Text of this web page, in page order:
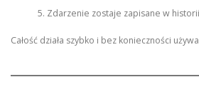
Zdarzenie zostaje zapisane w
Całość działa szybko i bez konieczności